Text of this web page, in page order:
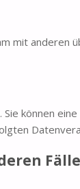
mit anderen
können